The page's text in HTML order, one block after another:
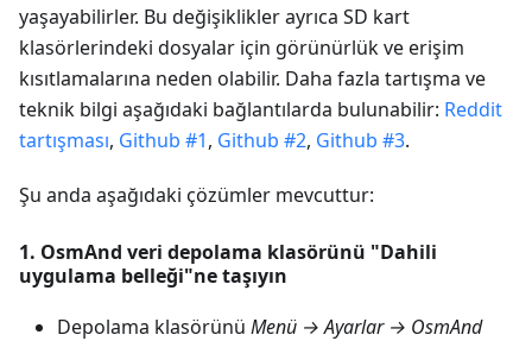
yaşayabilirler. Bu değişiklikler ayrıca SD kart
klasörlerindeki dosyalar için görünürlük ve erişim
kısıtlamalarına neden olabilir. Daha fazla tartışma ve
teknik bilgi aşağıdaki bağlantılarda bulunabilir: Reddit
tartışması, Github #1, Github #2, Github #3.
Şu anda aşağıdaki çözümler mevcuttur:
1. OsmAnd veri depolama klasörünü "Dahili
uygulama belleği"ne taşıyın
Depolama klasörünü Menü → Ayarlar → OsmAnd